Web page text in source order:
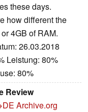
these days.
how different the
4GB of RAM.
26.03.2018
Leistung: 80%
80%
Review
Archive.org